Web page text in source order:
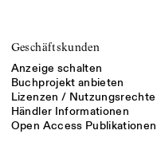
Geschäftskunden
Anzeige schalten
Buchprojekt anbieten
Lizenzen / Nutzungsrechte
Händler Informationen
Open Access Publikationen